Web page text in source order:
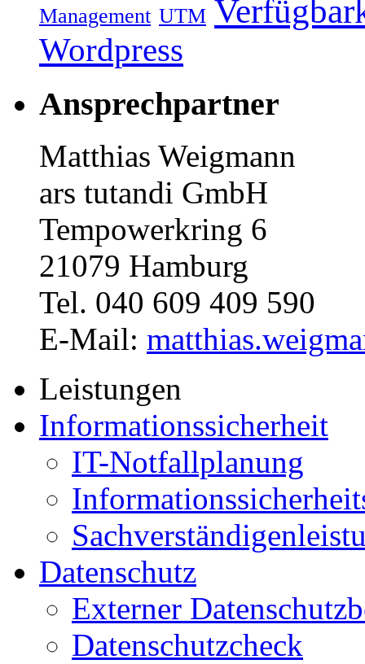
Management UTM
Wordpress
Ansprechpartner
Matthias Weigmann
ars tutandi GmbH
Tempowerkring 6
21079 Hamburg
Tel. 040 609 409 590
E-Mail:
Leistungen
Informationssicherheit
IT-Notfallplanung
Datenschutz
Externer
Datenschutzcheck